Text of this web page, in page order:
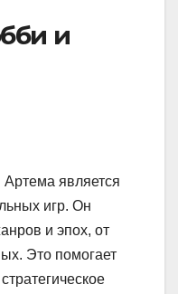
и
является
игр. Он
и эпох, от
Это помогает